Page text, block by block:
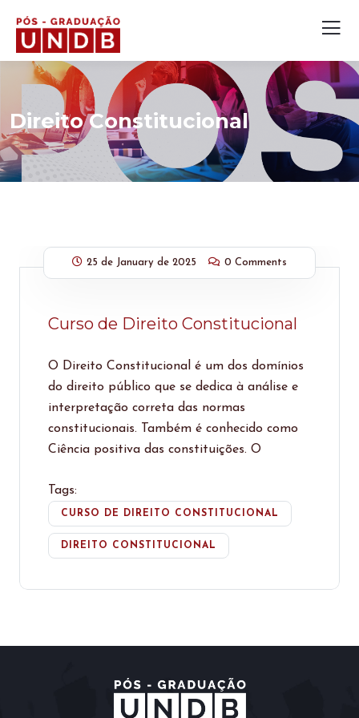
Direito Constitucional
25 de January de 2025 0 Comments
Curso de Direito Constitucional
O Direito Constitucional é um dos domínios
do direito público que se dedica à análise e
interpretação correta das normas
constitucionais. Também é conhecido como
Ciência positiva das constituições. O
Tags:
CURSO DE DIREITO CONSTITUCIONAL
DIREITO CONSTITUCIONAL